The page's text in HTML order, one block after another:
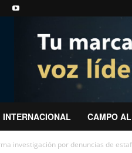
INTERNACIONAL CAMPO
investigación por denuncias de